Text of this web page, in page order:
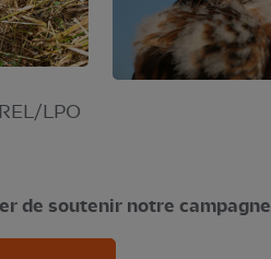
LPO
de soutenir notre campagne